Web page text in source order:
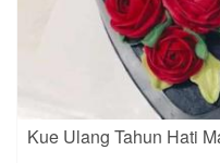
Kue Ulang Tahun Hati